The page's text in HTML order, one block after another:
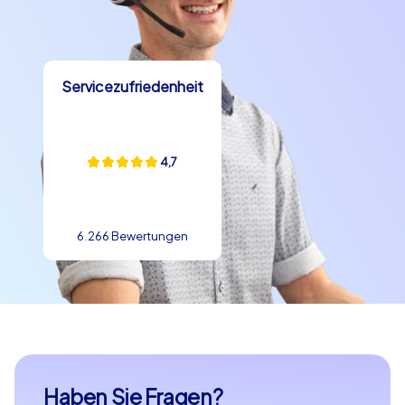
Servicezufriedenheit
4,7
6.266 Bewertungen
Haben Sie Fragen?